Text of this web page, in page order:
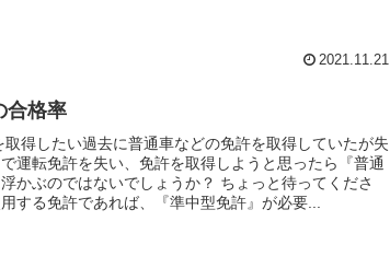
2021.11.21
合格率
得したい過去に普通車などの免許を取得していたが失
運転免許を失い、免許を取得しようと思ったら『普通
かぶのではないでしょうか？ ちょっと待ってくださ
する免許であれば、『準中型免許』が必要...